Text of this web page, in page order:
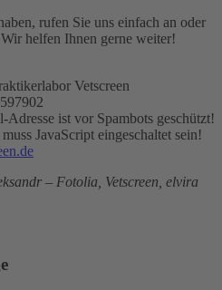
rufen Sie uns einfach an oder
helfen Ihnen gerne weiter!
Vetscreen
Adresse ist vor Spambots geschützt!
JavaScript eingeschaltet sein!
– Fotolia, Vetscreen, elvira